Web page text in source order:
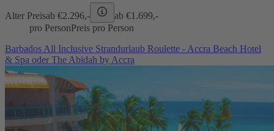
Alter Preisab €2.296,- ab €1.699,-
pro PersonPreis pro Person
Barbados All Inclusive Strandurlaub Roulette - Accra Beach Hotel
& Spa oder The Abidah by Accra